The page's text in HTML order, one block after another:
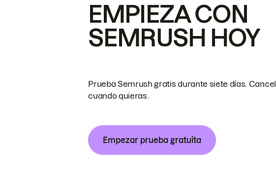
EMPIEZA CON
SEMRUSH HOY
Prueba Semrush gratis durante siete días.
cuando quieras.
Empezar prueba gratuita